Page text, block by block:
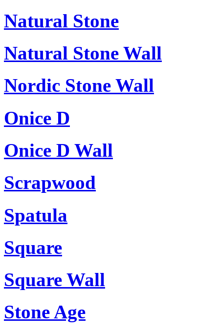
Natural Stone
Natural Stone Wall
Nordic Stone Wall
Onice D
Onice D Wall
Scrapwood
Spatula
Square
Square Wall
Stone Age